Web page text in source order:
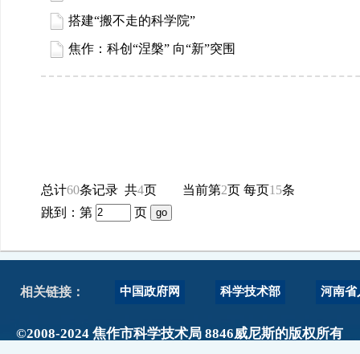
搭建“搬不走的科学院”
焦作：科创“涅槃” 向“新”突围
总计60条记录 共4页 当前第2页 每页15条
跳到：第
页
相关链接： 中国政府网 科学技术部 河南省
©2008-2024 焦作市科学技术局 8846威尼斯的版权所有